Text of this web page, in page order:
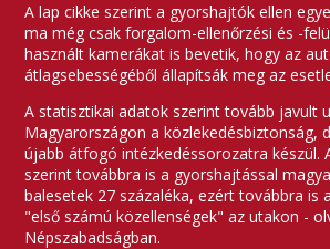
A lap cikke szerint a gyorshajtók ellen
ma még csak forgalom-ellenőrzési és -
használt kamerákat is bevetik, hogy az
átlagsebességéből állapítsák meg az
A statisztikai adatok szerint tovább javult
Magyarországon a közlekedésbiztonság,
újabb átfogó intézkedéssorozatra készül.
szerint továbbra is a gyorshajtással
balesetek 27 százaléka, ezért továbbra is
"első számú közellenségek" az utakon -
Népszabadságban.